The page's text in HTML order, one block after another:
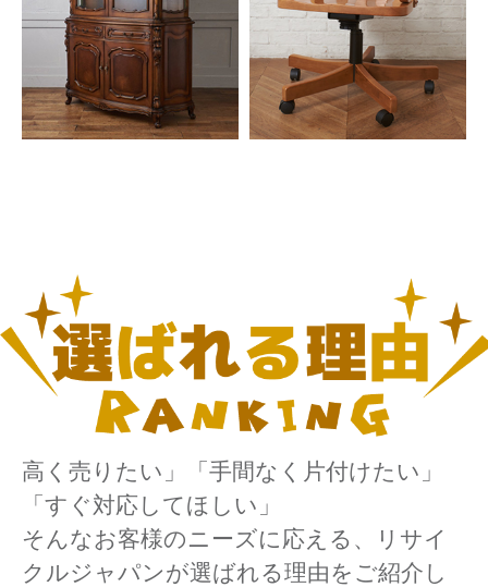
高く売りたい」「手間なく片付けたい」
「すぐ対応してほしい」
そんなお客様のニーズに応える、リサイ
クルジャパンが選ばれる理由をご紹介し